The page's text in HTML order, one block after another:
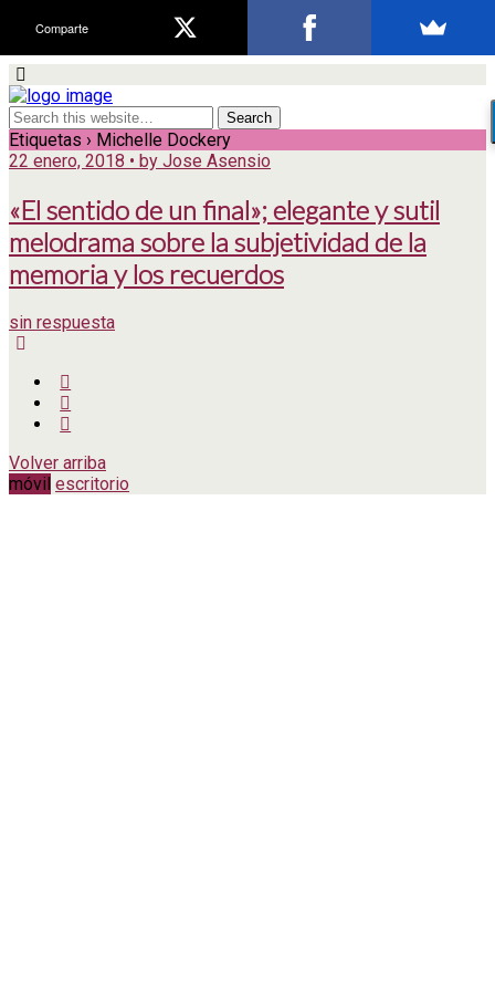
Etiquetas › Michelle Dockery
22 enero, 2018 • by Jose Asensio
«El sentido de un final»; elegante y sutil
melodrama sobre la subjetividad de la
memoria y los recuerdos
sin respuesta
Volver arriba
móvil escritorio
Comparte